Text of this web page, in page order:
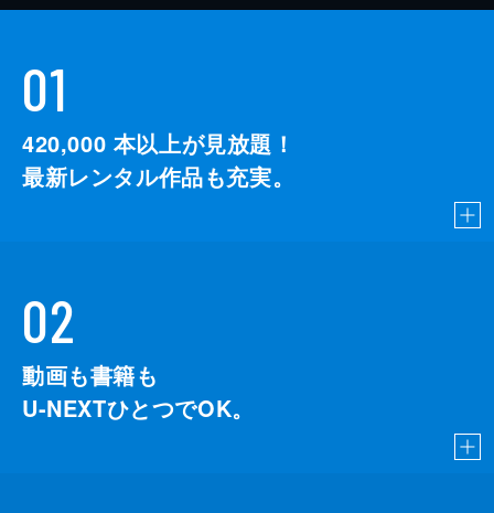
01
420,000 本以上が見放題！
最新レンタル作品も充実。
02
動画も書籍も
U-NEXTひとつでOK。